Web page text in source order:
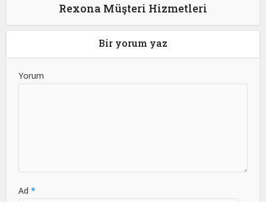
Rexona Müşteri Hizmetleri
Bir yorum yaz
Yorum
Ad*